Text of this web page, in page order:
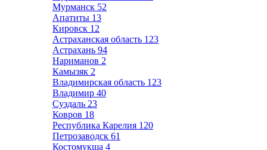
Мурманск 52
Апатиты 13
Кировск 12
Астраханская область 123
Астрахань 94
Нариманов 2
Камызяк 2
Владимирская область 123
Владимир 40
Суздаль 23
Ковров 18
Республика Карелия 120
Петрозаводск 61
Костомукша 4